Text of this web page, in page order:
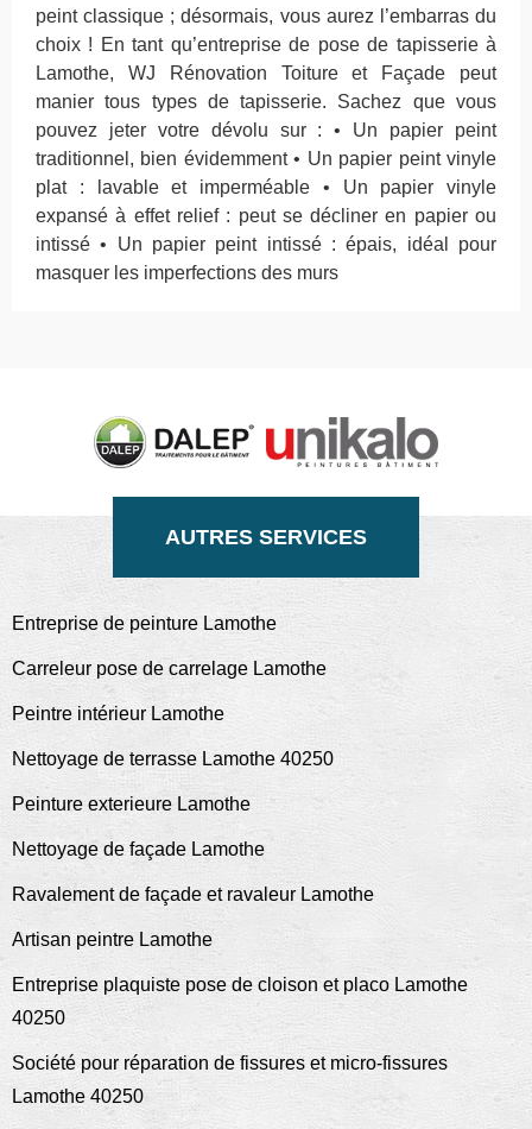
peint classique ; désormais, vous aurez l’embarras du
choix ! En tant qu’entreprise de pose de tapisserie à
Lamothe, WJ Rénovation Toiture et Façade peut
manier tous types de tapisserie. Sachez que vous
pouvez jeter votre dévolu sur : • Un papier peint
traditionnel, bien évidemment • Un papier peint vinyle
plat : lavable et imperméable • Un papier vinyle
expansé à effet relief : peut se décliner en papier ou
intissé • Un papier peint intissé : épais, idéal pour
masquer les imperfections des murs
AUTRES SERVICES
Entreprise de peinture Lamothe
Carreleur pose de carrelage Lamothe
Peintre intérieur Lamothe
Nettoyage de terrasse Lamothe 40250
Peinture exterieure Lamothe
Nettoyage de façade Lamothe
Ravalement de façade et ravaleur Lamothe
Artisan peintre Lamothe
Entreprise plaquiste pose de cloison et placo Lamothe
40250
Société pour réparation de fissures et micro-fissures
Lamothe 40250